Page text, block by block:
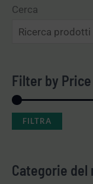
Cerca
Filter by Price
FILTRA
Categorie del